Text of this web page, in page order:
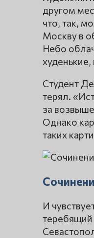
другом
что, так,
Москву в
Небо
Студент
терял.
за
Однако
таких
И
теребящий